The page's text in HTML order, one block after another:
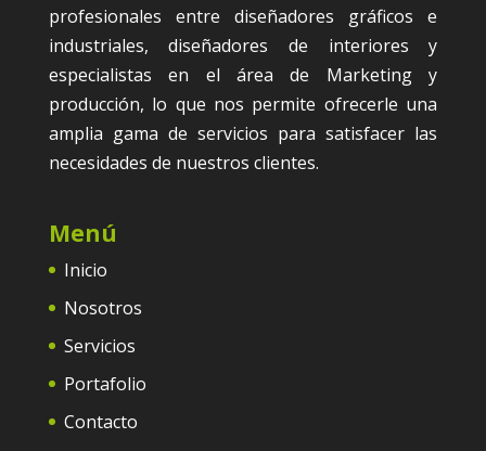
profesionales entre diseñadores gráficos e
industriales, diseñadores de interiores y
especialistas en el área de Marketing y
producción, lo que nos permite ofrecerle una
amplia gama de servicios para satisfacer las
necesidades de nuestros clientes.
Menú
Inicio
Nosotros
Servicios
Portafolio
Contacto